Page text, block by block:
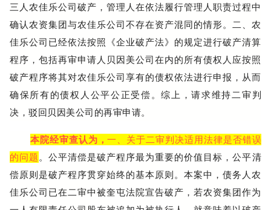
三人农佳乐公司破产，管理人在依法履行管理人职责过程中
确认农资集团与农佳乐公司不存在资产混同的情形。二、农
佳乐公司已经依法按照《企业破产法》的规定进行破产清算
程序，包括再审申请人贝因美公司在内的所有债权人应按照
破产程序将其对农佳乐公司享有的债权依法进行申报，从而
确保所有的债权人公平公正受偿。综上，请求维持二审判
决，驳回贝因美公司的再审申请。
本院经审查认为，一、关于二审判决适用法律是否错误
的问题。公平清偿是破产程序最为重要的价值目标，公平清
偿原则是破产程序贯穿始终的基本原则。本案中，债务人农
佳乐公司已在二审中被奎屯法院宣告破产，若农资集团作为